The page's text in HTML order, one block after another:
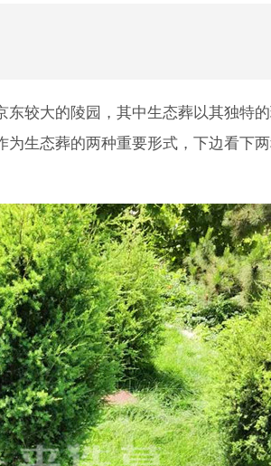
较大的陵园，其中生态葬以其独特
生态葬的两种重要形式，下边看下